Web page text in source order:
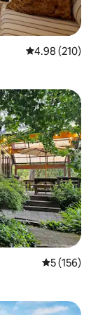
Calificación
4.98 (210)
5 (156)